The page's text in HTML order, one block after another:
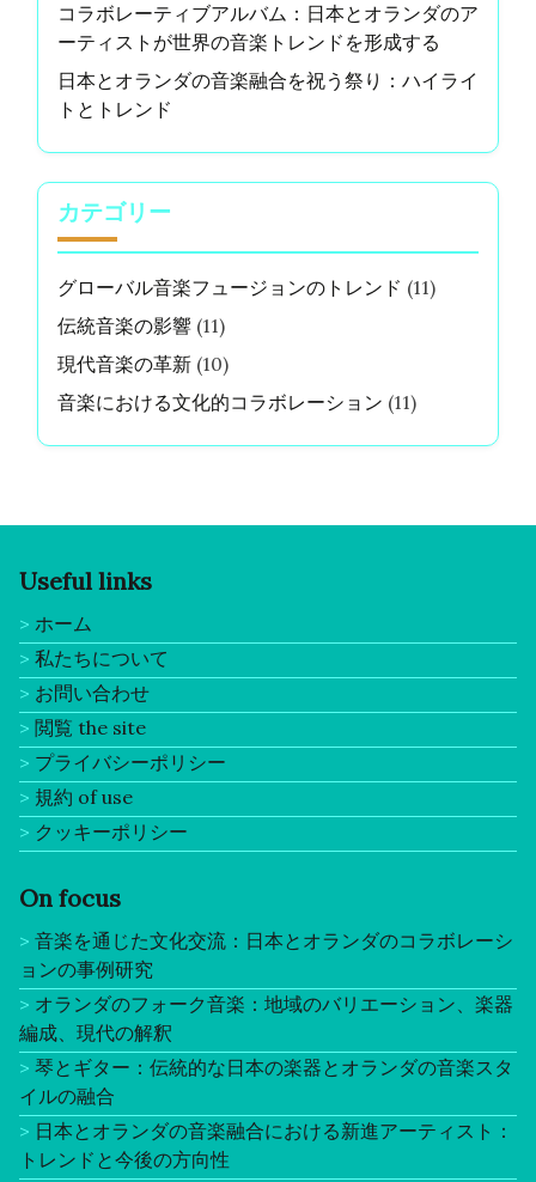
コラボレーティブアルバム：日本とオランダのア
ーティストが世界の音楽トレンドを形成する
日本とオランダの音楽融合を祝う祭り：ハイライ
トとトレンド
カテゴリー
グローバル音楽フュージョンのトレンド (11)
伝統音楽の影響 (11)
現代音楽の革新 (10)
音楽における文化的コラボレーション (11)
Useful links
ホーム
私たちについて
お問い合わせ
閲覧 the site
プライバシーポリシー
規約 of use
クッキーポリシー
On focus
音楽を通じた文化交流：日本とオランダのコラボレーシ
ョンの事例研究
オランダのフォーク音楽：地域のバリエーション、楽器
編成、現代の解釈
琴とギター：伝統的な日本の楽器とオランダの音楽スタ
イルの融合
日本とオランダの音楽融合における新進アーティスト：
トレンドと今後の方向性